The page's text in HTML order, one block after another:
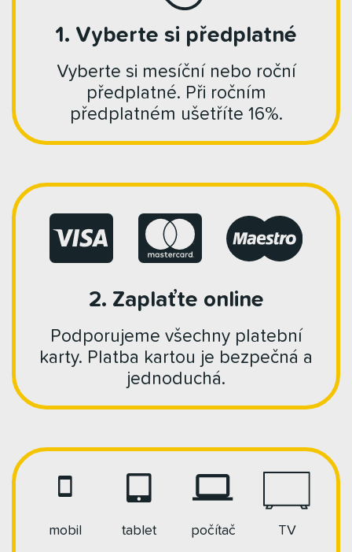
1. Vyberte si předplatné
Vyberte si mesíční nebo roční
předplatné. Při ročním
předplatném ušetříte 16%.
2. Zaplaťte online
Podporujeme všechny platební
karty. Platba kartou je bezpečná a
jednoduchá.
mobil tablet počítač TV